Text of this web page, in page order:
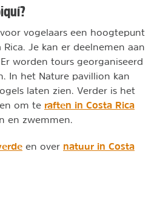
vogelaars een hoogtepunt
Rica. Je kan er deelnemen aan
worden tours georganiseerd
In het Nature pavillion kan
laten zien. Verder is het
om te raften in Costa Rica
en zwemmen.
en over natuur in Costa